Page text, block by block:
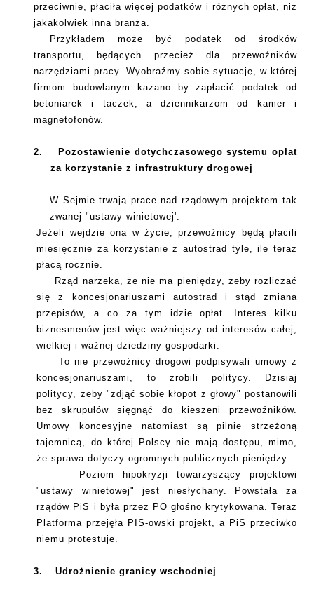
przeciwnie, płaciła więcej podatków i różnych opłat, niż
jakakolwiek inna branża.
Przykładem może być podatek od środków
transportu, będących przecież dla przewoźników
narzędziami pracy. Wyobraźmy sobie sytuację, w której
firmom budowlanym kazano by zapłacić podatek od
betoniarek i taczek, a dziennikarzom od kamer i
magnetofonów.
2.
Pozostawienie dotychczasowego systemu opłat
za korzystanie z infrastruktury drogowej
W Sejmie trwają prace nad rządowym projektem tak
zwanej "ustawy winietowej'.
Jeżeli wejdzie ona w życie, przewoźnicy będą płacili
miesięcznie za korzystanie z autostrad tyle, ile teraz
płacą rocznie.
Rząd narzeka, że nie ma pieniędzy, żeby rozliczać
się z koncesjonariuszami autostrad i stąd zmiana
przepisów, a co za tym idzie opłat. Interes kilku
biznesmenów jest więc ważniejszy od interesów całej,
wielkiej i ważnej dziedziny gospodarki.
To nie przewoźnicy drogowi podpisywali umowy z
koncesjonariuszami, to zrobili politycy. Dzisiaj
politycy, żeby "zdjąć sobie kłopot z głowy" postanowili
bez skrupułów sięgnąć do kieszeni przewoźników.
Umowy koncesyjne natomiast są pilnie strzeżoną
tajemnicą, do której Polscy nie mają dostępu, mimo,
że sprawa dotyczy ogromnych publicznych pieniędzy.
Poziom hipokryzji towarzyszący projektowi
"ustawy winietowej" jest niesłychany. Powstała za
rządów PiS i była przez PO głośno krytykowana. Teraz
Platforma przejęła PIS-owski projekt, a PiS przeciwko
niemu protestuje.
3. Udrożnienie granicy wschodniej